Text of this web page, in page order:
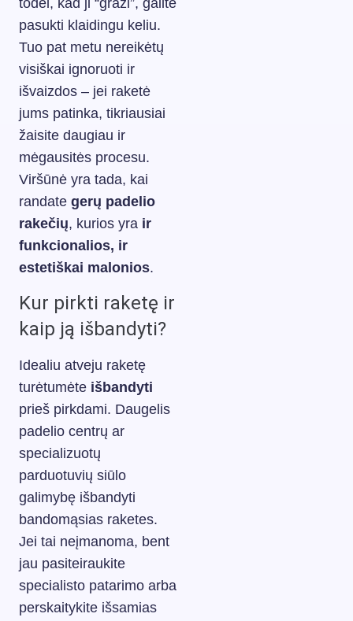
todėl, kad ji “graži”, galite
pasukti klaidingu keliu.
Tuo pat metu nereikėtų
visiškai ignoruoti ir
išvaizdos – jei raketė
jums patinka, tikriausiai
žaisite daugiau ir
mėgausitės procesu.
Viršūnė yra tada, kai
randate gerų padelio
rakečių, kurios yra ir
funkcionalios, ir
estetiškai malonios.
Kur pirkti raketę ir
kaip ją išbandyti?
Idealiu atveju raketę
turėtumėte išbandyti
prieš pirkdami. Daugelis
padelio centrų ar
specializuotų
parduotuvių siūlo
galimybę išbandyti
bandomąsias raketes.
Jei tai neįmanoma, bent
jau pasiteiraukite
specialisto patarimo arba
perskaitykite išsamias